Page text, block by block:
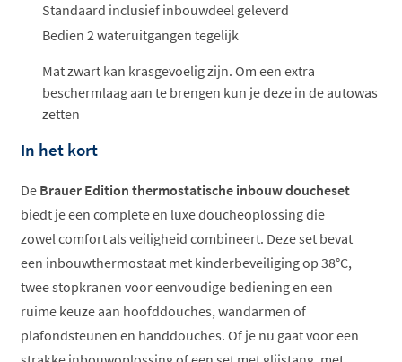
Standaard inclusief inbouwdeel geleverd
Bedien 2 wateruitgangen tegelijk
Mat zwart kan krasgevoelig zijn. Om een extra
beschermlaag aan te brengen kun je deze in de autowas
zetten
In het kort
De Brauer Edition thermostatische inbouw doucheset
biedt je een complete en luxe doucheoplossing die
zowel comfort als veiligheid combineert. Deze set bevat
een inbouwthermostaat met kinderbeveiliging op 38°C,
twee stopkranen voor eenvoudige bediening en een
ruime keuze aan hoofddouches, wandarmen of
plafondsteunen en handdouches. Of je nu gaat voor een